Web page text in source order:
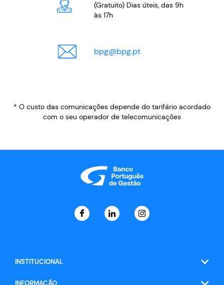
(Gratuito) Dias úteis, das 9h
às 17h
bpg@bpg.pt
* O custo das comunicações depende do tarifário acordado
com o seu operador de telecomunicações
INSTITUCIONAL
INFORMAÇÃO